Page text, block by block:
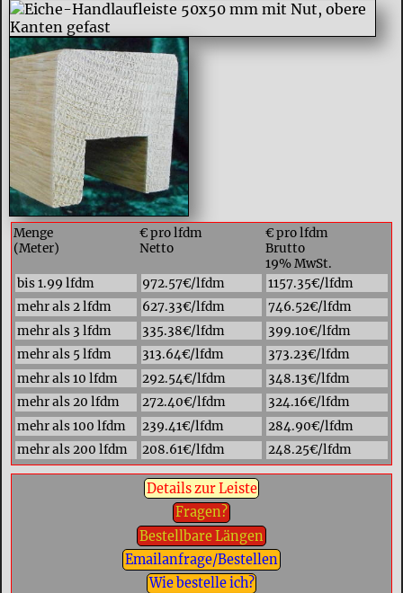
Menge
(Meter)
€ pro lfdm
Netto
€ pro lfdm
Brutto
19% MwSt.
bis 1.99 lfdm
972.57€/lfdm
1157.35€/lfdm
mehr als 2 lfdm
627.33€/lfdm
746.52€/lfdm
mehr als 3 lfdm
335.38€/lfdm
399.10€/lfdm
mehr als 5 lfdm
313.64€/lfdm
373.23€/lfdm
mehr als 10 lfdm
292.54€/lfdm
348.13€/lfdm
mehr als 20 lfdm
272.40€/lfdm
324.16€/lfdm
mehr als 100 lfdm
239.41€/lfdm
284.90€/lfdm
mehr als 200 lfdm
208.61€/lfdm 248.25€/lfdm
Details zur Leiste
Fragen?
Bestellbare Längen
Emailanfrage/Bestellen
Wie bestelle ich?